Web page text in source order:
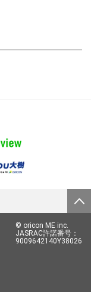
© oricon ME inc.
JASRAC許諾番号：
9009642140Y38026